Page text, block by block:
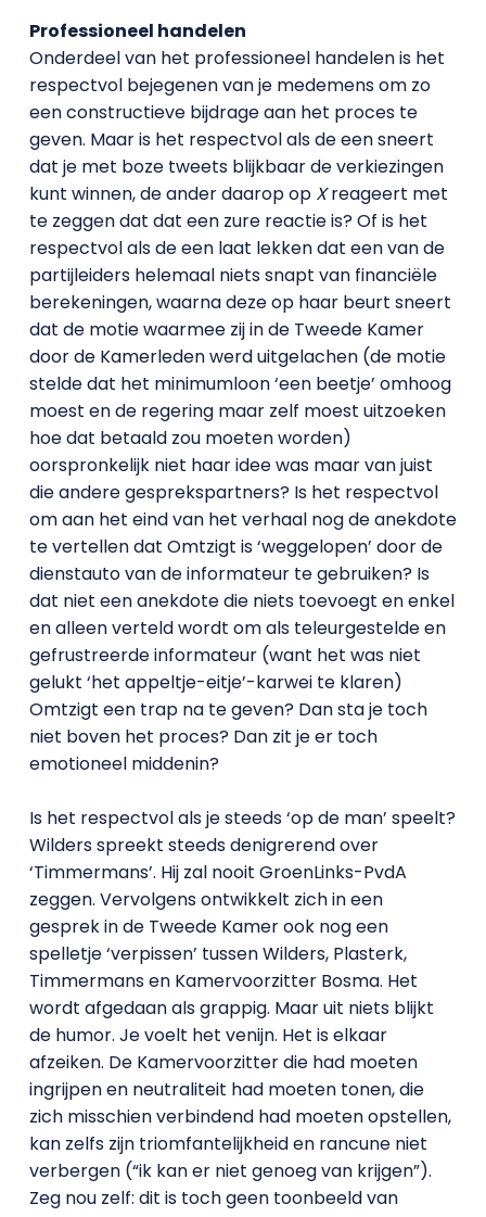
Professioneel handelen
Onderdeel van het professioneel handelen is het
respectvol bejegenen van je medemens om zo
een constructieve bijdrage aan het proces te
geven. Maar is het respectvol als de een sneert
dat je met boze tweets blijkbaar de verkiezingen
kunt winnen, de ander daarop op Xreageert met
te zeggen dat dat een zure reactie is? Of is het
respectvol als de een laat lekken dat een van de
partijleiders helemaal niets snapt van financiële
berekeningen, waarna deze op haar beurt sneert
dat de motie waarmee zij in de Tweede Kamer
door de Kamerleden werd uitgelachen (de motie
stelde dat het minimumloon ‘een beetje’ omhoog
moest en de regering maar zelf moest uitzoeken
hoe dat betaald zou moeten worden)
oorspronkelijk niet haar idee was maar van juist
die andere gesprekspartners? Is het respectvol
om aan het eind van het verhaal nog de anekdote
te vertellen dat Omtzigt is ‘weggelopen’ door de
dienstauto van de informateur te gebruiken? Is
dat niet een anekdote die niets toevoegt en enkel
en alleen verteld wordt om als teleurgestelde en
gefrustreerde informateur (want het was niet
gelukt ‘het appeltje-eitje’-karwei te klaren)
Omtzigt een trap na te geven? Dan sta je toch
niet boven het proces? Dan zit je er toch
emotioneel middenin?
Is het respectvol als je steeds ‘op de man’ speelt?
Wilders spreekt steeds denigrerend over
‘Timmermans’. Hij zal nooit GroenLinks-PvdA
zeggen. Vervolgens ontwikkelt zich in een
gesprek in de Tweede Kamer ook nog een
spelletje ‘verpissen’ tussen Wilders, Plasterk,
Timmermans en Kamervoorzitter Bosma. Het
wordt afgedaan als grappig. Maar uit niets blijkt
de humor. Je voelt het venijn. Het is elkaar
afzeiken. De Kamervoorzitter die had moeten
ingrijpen en neutraliteit had moeten tonen, die
zich misschien verbindend had moeten opstellen,
kan zelfs zijn triomfantelijkheid en rancune niet
verbergen (“ik kan er niet genoeg van krijgen”).
Zeg nou zelf: dit is toch geen toonbeeld van